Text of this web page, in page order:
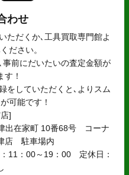
わせ
ただくか､工具買取専門館よ
ださい。
前にだいたいの査定金額が
す！
をしていただくと､よりスム
可能です！
]
出在家町 10番68号 コーナ
店 駐車場内
11：00～19：00 定休日：